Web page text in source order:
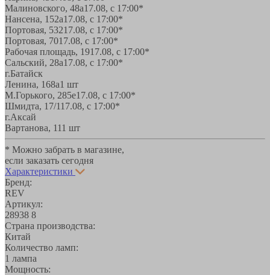
Малиновского, 48а17.08, с 17:00*
Нансена, 152а17.08, с 17:00*
Портовая, 53217.08, с 17:00*
Портовая, 7017.08, с 17:00*
Рабочая площадь, 1917.08, с 17:00*
Сальский, 28a17.08, с 17:00*
г.Батайск
Ленина, 168а1 шт
М.Горького, 285е17.08, с 17:00*
Шмидта, 17/117.08, с 17:00*
г.Аксай
Вартанова, 111 шт
* Можно забрать в магазине,
если заказать сегодня
Характеристики
Бренд:
REV
Артикул:
28938 8
Страна производства:
Китай
Количество ламп:
1 лампа
Мощность: